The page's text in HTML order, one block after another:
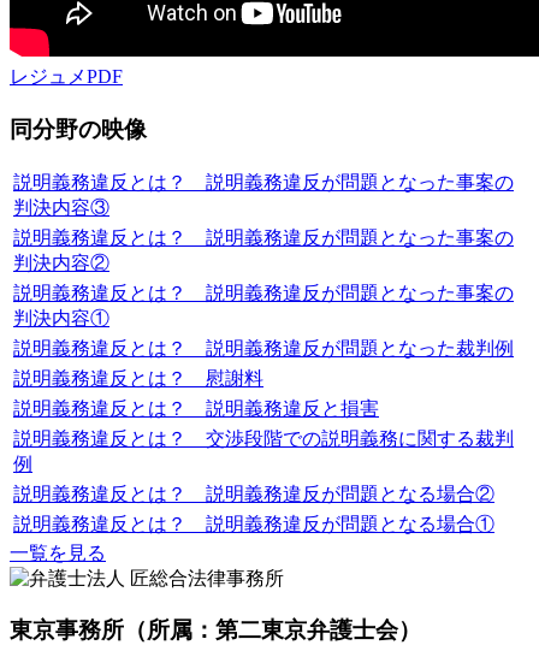
レジュメPDF
同分野の映像
説明義務違反とは？ 説明義務違反が問題となった事案の
判決内容③
説明義務違反とは？ 説明義務違反が問題となった事案の
判決内容②
説明義務違反とは？ 説明義務違反が問題となった事案の
判決内容①
説明義務違反とは？ 説明義務違反が問題となった裁判例
説明義務違反とは？ 慰謝料
説明義務違反とは？ 説明義務違反と損害
説明義務違反とは？ 交渉段階での説明義務に関する裁判
例
説明義務違反とは？ 説明義務違反が問題となる場合②
説明義務違反とは？ 説明義務違反が問題となる場合①
一覧を見る
東京事務所 （所属：第二東京弁護士会）